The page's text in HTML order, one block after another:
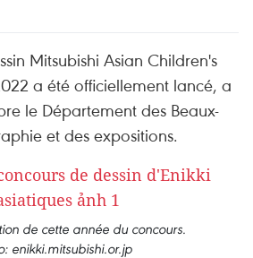
Mitsubishi Asian Children's
a été officiellement lancé, a
le Département des Beaux-
et des expositions.
de cette année du concours.
enikki.mitsubishi.or.jp